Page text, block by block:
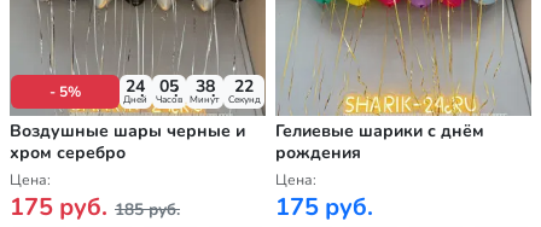
- 5% 24
Дней
05
Часов
38
Минут
20
Секунд
Воздушные шары черные и
хром серебро
Цена:
175 руб. 185 руб.
Гелиевые шарики с днём
рождения
Цена:
175 руб.